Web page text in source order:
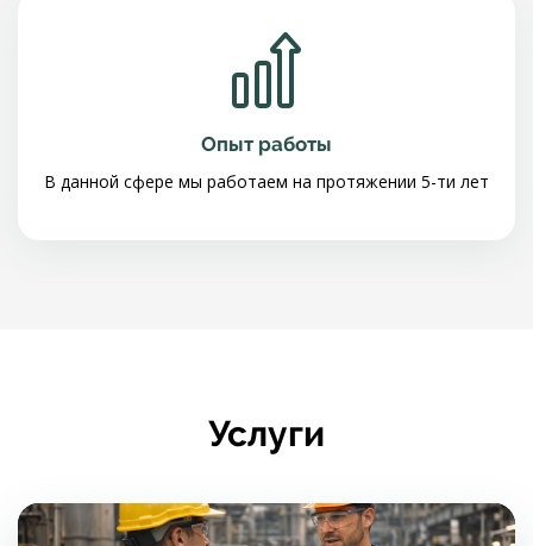
Опыт работы
В данной сфере мы работаем на протяжении 5-ти лет
Услуги